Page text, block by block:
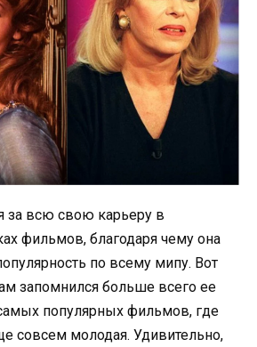
за всю свою карьеру в
фильмов, благодаря чему она
по всему мипу. Вот
запомнился больше всего ее
популярных фильмов, где
совсем молодая. Удивительно,